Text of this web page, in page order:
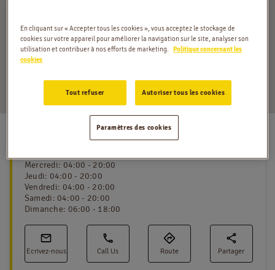
Magasins
Contact
Jobs
Information juridique
Privacy policy
Grote Baan 11, Houthalen
04:00 - 20:00
Mercredi: 04:00 - 20:00
Jeudi: 04:00 - 20:00
Vendredi: 04:00 - 20:00
Samedi: 04:00 - 20:00
Dimanche: 06:00 - 18:00
Ecrivez-nous Call Us Route Partager
En cliquant sur « Accepter tous les cookies », vous acceptez le stockage de
cookies sur votre appareil pour améliorer la navigation sur le site, analyser son
utilisation et contribuer à nos efforts de marketing. Politique concernant les
cookies
Tout refuser Autoriser tous les cookies
Paramètres des cookies